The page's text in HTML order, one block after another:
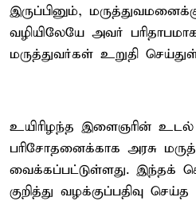
இருப்பினும்,
வழியிலேயே அவர்
மருத்துவர்கள் உறுதி
உயிரிழந்த இளைஞரின் உடல்
பரிசோதனைக்காக அரசு
வைக்கப்பட்டுள்ளது. இந்தக்
குறித்து வழக்குப்பதிவு